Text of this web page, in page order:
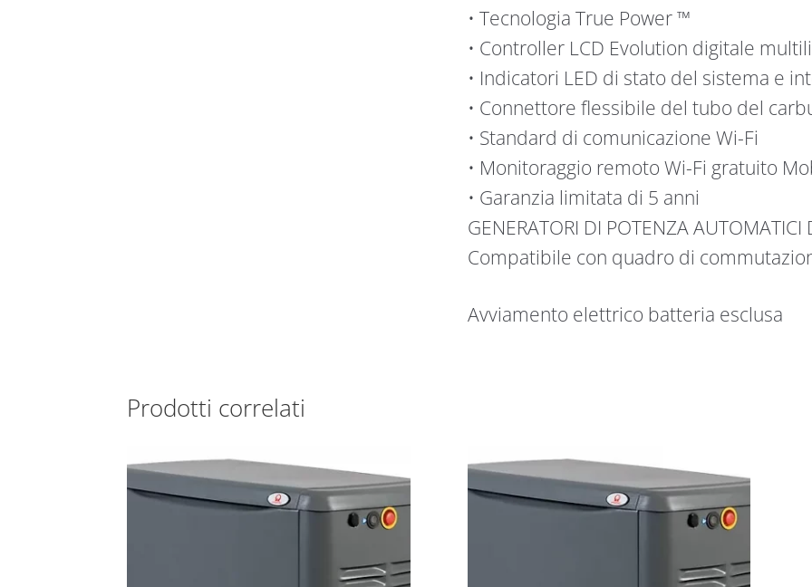
• Tecnologia True Power ™
• Controller LCD Evolution digitale
• Indicatori LED di stato del sistema e
• Connettore flessibile del tubo del
• Standard di comunicazione Wi-Fi
• Monitoraggio remoto Wi-Fi gratuito
• Garanzia limitata di 5 anni
GENERATORI DI POTENZA AUTOMATICI
Compatibile con quadro di
Avviamento elettrico batteria esclusa
Prodotti correlati